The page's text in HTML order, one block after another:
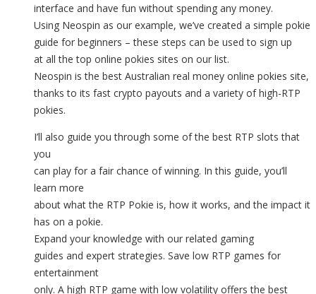
interface and have fun without spending any money.
Using Neospin as our example, we’ve created a simple pokie
guide for beginners – these steps can be used to sign up
at all the top online pokies sites on our list.
Neospin is the best Australian real money online pokies site,
thanks to its fast crypto payouts and a variety of high-RTP
pokies.
I’ll also guide you through some of the best RTP slots that
you
can play for a fair chance of winning. In this guide, you’ll
learn more
about what the RTP Pokie is, how it works, and the impact it
has on a pokie.
Expand your knowledge with our related gaming
guides and expert strategies. Save low RTP games for
entertainment
only. A high RTP game with low volatility offers the best